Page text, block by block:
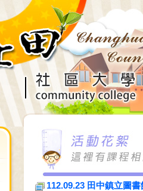
112.09.23 田中鎮立圖